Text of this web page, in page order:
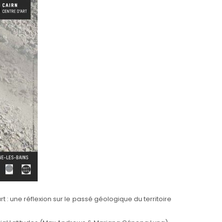
: une réflexion sur le passé géologique du territoire